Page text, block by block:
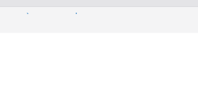
DGT Sp. z